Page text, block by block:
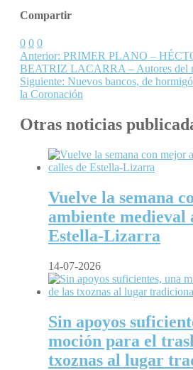
Compartir
0 0 0
Anterior: PRIMER PLANO –
BEATRIZ LACARRA – Autores del
Siguiente: Nuevos bancos, de
la Coronación
Otras noticias
Vuelve la semana
ambiente medieval
Estella-Lizarra
14-07-2026
Sin apoyos
moción para el
txoznas al lugar